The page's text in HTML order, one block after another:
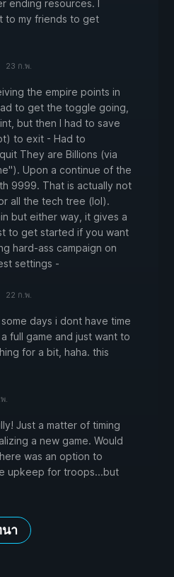
ending resources. I
to my friends to get
23 ก.พ.
the empire points in
to get the toggle going,
but then I had to save
to exit - Had to
They are Billions (via
Upon a continue of the
9999. That is actually not
all the tech tree (lol).
but either way, it gives a
to get started if you want
hard-ass campaign on
settings -
22 ก.พ.
days i dont have time
full game and just want to
for a bit, haha. this
.
Just a matter of timing
a new game. Would
was an option to
upkeep for troops...but
นา